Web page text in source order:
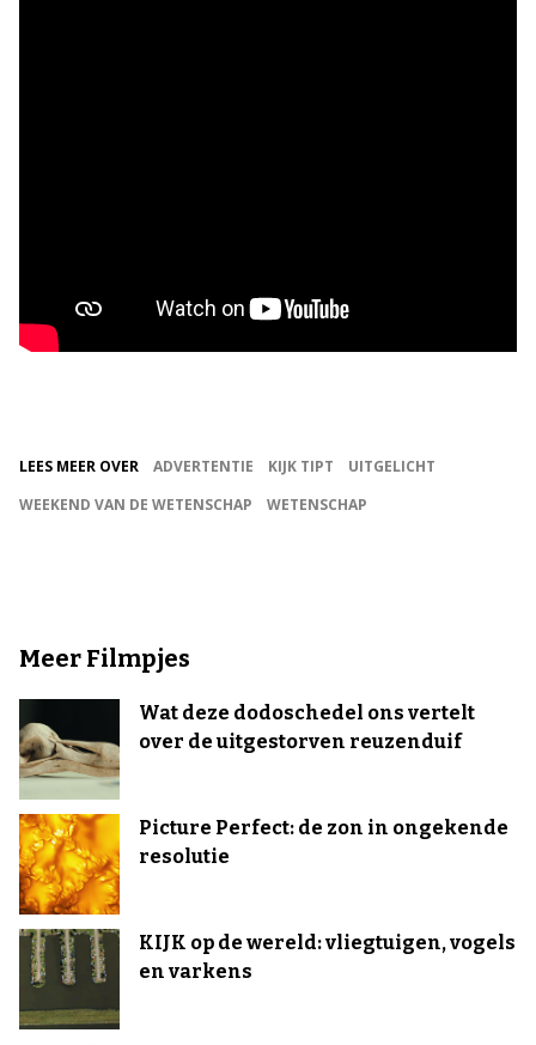
LEES MEER OVER ADVERTENTIE KIJK TIPT
UITGELICHT
WEEKEND VAN DE WETENSCHAP
WETENSCHAP
Meer Filmpjes
Wat deze dodoschedel ons vertelt
over de uitgestorven reuzenduif
Picture Perfect: de zon in ongekende
resolutie
KIJK op de wereld: vliegtuigen, vogels
en varkens